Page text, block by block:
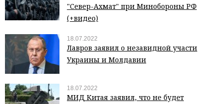
"Север-Ахмат" при Минобороны РФ
(+видео)
18.07.2022
Лавров заявил о незавидной участи
Украины и Молдавии
18.07.2022
МИД Китая заявил, что не будет